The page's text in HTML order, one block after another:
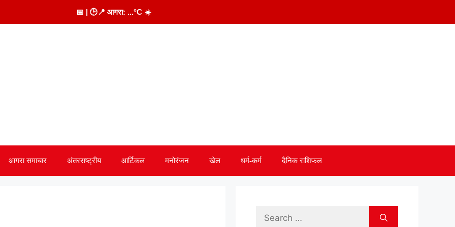
📅 | 🕒📍 आगरा: ...°C ☀️
आगरा समाचार अंतरराष्ट्रीय आर्टिकल मनोरंजन खेल धर्म-कर्म दैनिक राशिफल
Search